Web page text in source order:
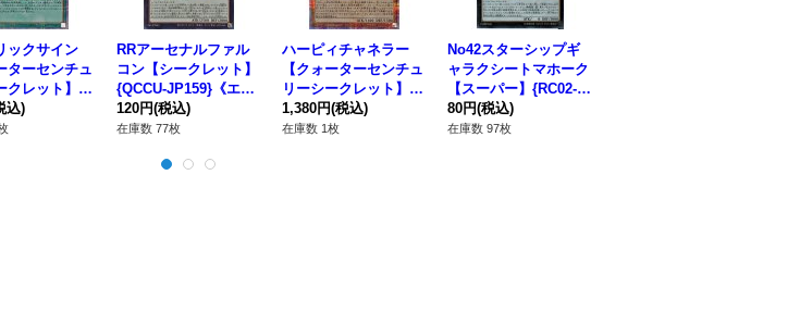
ックサイン
ターセンチュ
クレット】{Q
《魔法》
込)
RRアーセナルファル
コン【シークレット】
{QCCU-JP159}《エク
シーズ》
120円(税込)
在庫数 77枚
ハーピィチャネラー
【クォーターセンチュ
リーシークレット】{Q
CCP-JP121}《モンス
ター》
1,380円(税込)
在庫数 1枚
No42スターシップギ
ャラクシートマホーク
【スーパー】{RC02-J
P030}《エクシーズ》
80円(税込)
在庫数 97枚